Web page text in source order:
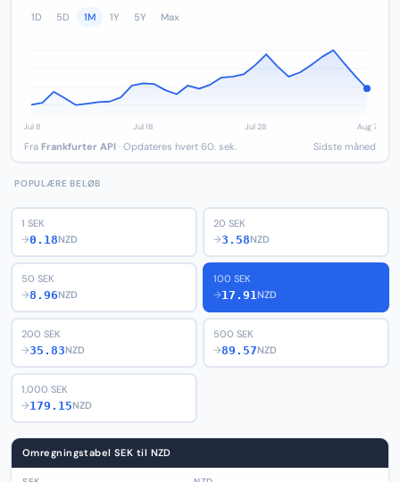
1D 5D 1M 1Y 5Y Max
Fra Frankfurter API · Opdateres hvert 60. sek. Sidste måned
POPULÆRE BELØB
1 SEK
→0.18NZD
20 SEK
→3.58NZD
50 SEK
→8.96NZD
100 SEK
→17.91 NZD
200 SEK
→35.83NZD
500 SEK
→89.57NZD
1,000 SEK
→179.15NZD
Omregningstabel SEK til NZD